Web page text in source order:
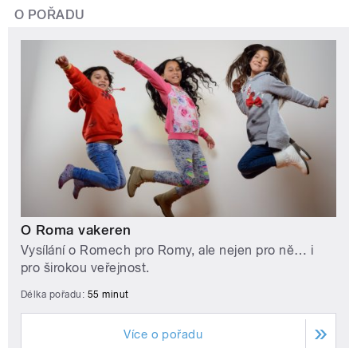
O POŘADU
O Roma vakeren
Vysílání o Romech pro Romy, ale nejen pro ně… i
pro širokou veřejnost.
Délka pořadu: 55 minut
Více o pořadu